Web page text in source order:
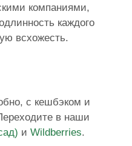
компаниями,
каждого
всхожесть.
с кешбэком и
в наши
и Wildberries.